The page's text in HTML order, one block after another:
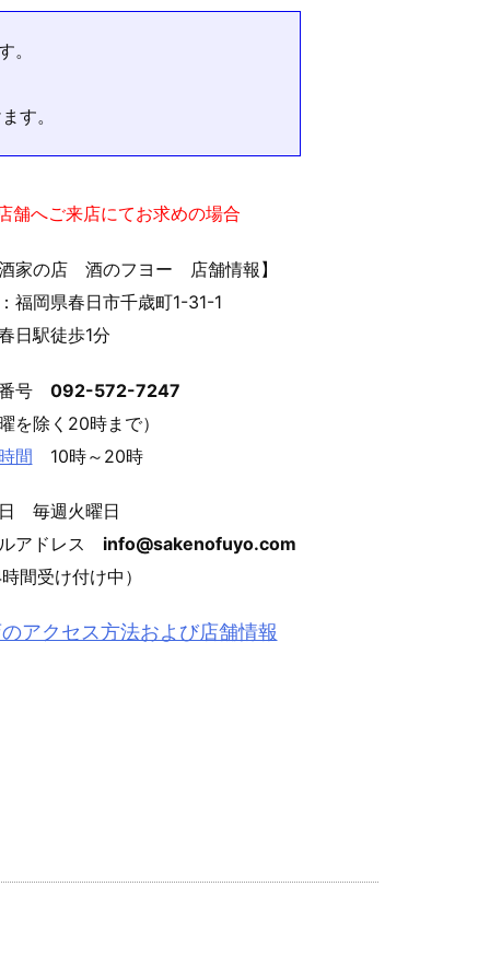
。
す。
舗へご来店にてお求めの場合
酒家の店 酒のフヨー 店舗情報】
福岡県春日市千歳町1-31-1
日駅徒歩1分
号 092-572-7247
曜を除く20時まで）
間 10時～20時
毎週火曜日
アドレス info@sakenofuyo.com
時間受け付け中）
アクセス方法および店舗情報